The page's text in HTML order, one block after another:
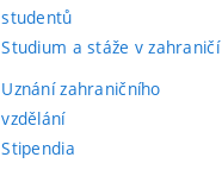
studentů
Studium a stáže v zahraničí
Uznání zahraničního
vzdělání
Stipendia